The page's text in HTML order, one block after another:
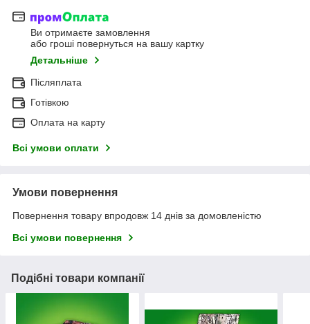
Ви отримаєте замовлення
або гроші повернуться на вашу картку
Детальніше
Післяплата
Готівкою
Оплата на карту
Всі умови оплати
Умови повернення
Повернення товару впродовж 14 днів за домовленістю
Всі умови повернення
Подібні товари компанії